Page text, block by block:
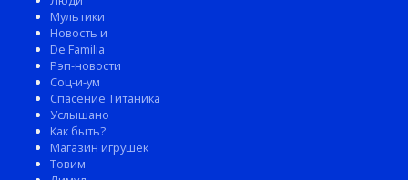
Мультики
Новость и
De Familia
Рэп-новости
Соц-и-ум
Спасение Титаника
Услышано
Как быть?
Магазин игрушек
Товим